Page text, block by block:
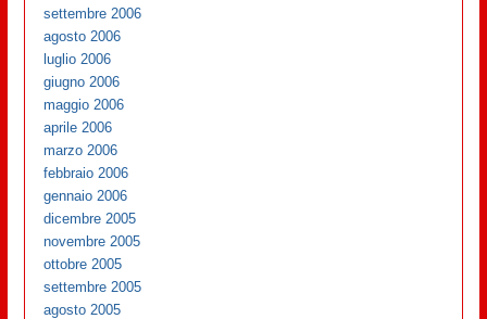
settembre 2006
agosto 2006
luglio 2006
giugno 2006
maggio 2006
aprile 2006
marzo 2006
febbraio 2006
gennaio 2006
dicembre 2005
novembre 2005
ottobre 2005
settembre 2005
agosto 2005